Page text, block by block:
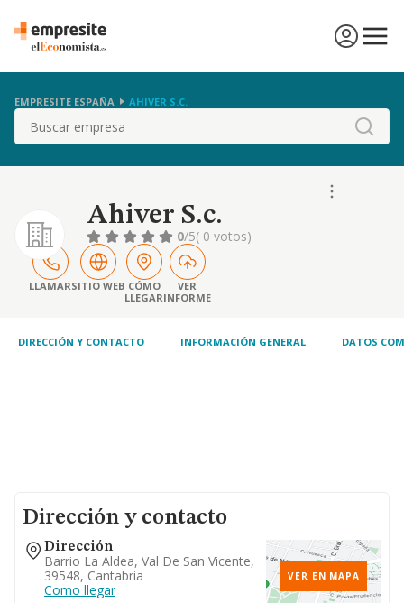
EMPRESITE ESPAÑA AHIVER S.C.
Buscar
Ahiver S.c.
0/5( 0 votos)
LLAMARSITIO WEB CÓMO
LLEGAR
VER
INFORME
DIRECCIÓN Y CONTACTO INFORMACIÓN GENERAL DATOS
Dirección y contacto
Dirección
Barrio La Aldea, Val De San Vicente,
39548, Cantabria
Como llegar
VER EN MAPA